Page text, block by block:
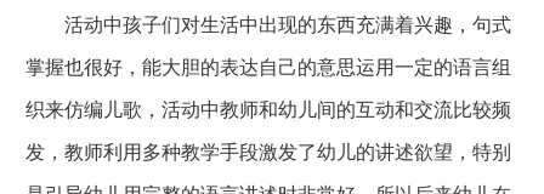
活动中孩子们对生活中出现的东西充满着兴趣，句式
掌握也很好，能大胆的表达自己的意思运用一定的语言组
织来仿编儿歌，活动中教师和幼儿间的互动和交流比较频
发，教师利用多种教学手段激发了幼儿的讲述欲望，特别